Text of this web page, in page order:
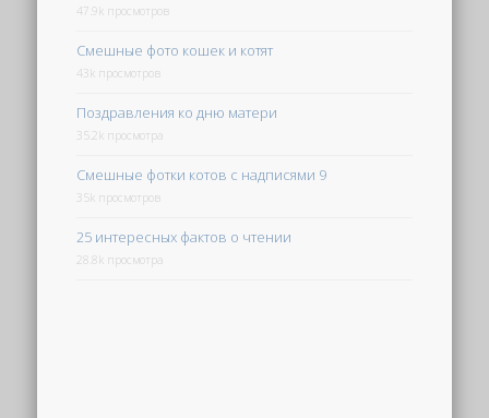
47.9k просмотров
Смешные фото кошек и котят
43k просмотров
Поздравления ко дню матери
35.2k просмотра
Смешные фотки котов с надписями 9
35k просмотров
25 интересных фактов о чтении
28.8k просмотра